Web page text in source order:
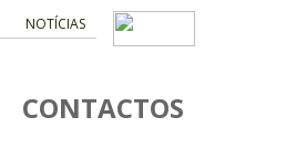
NOTÍCIAS
CONTACTOS